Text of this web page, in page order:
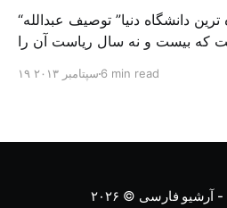
“بزرگ ترین و گسترده ترین دانشگاه دنیا” توصیف عبدالله
که بیست و نه سال ریاست آن را
خود را به فرهاد دانشجو داد. قشر
۱۹ سپتامبر ۲۰۱۳ 6 min read
- آرشیو فارسی © ۲۰۲۶